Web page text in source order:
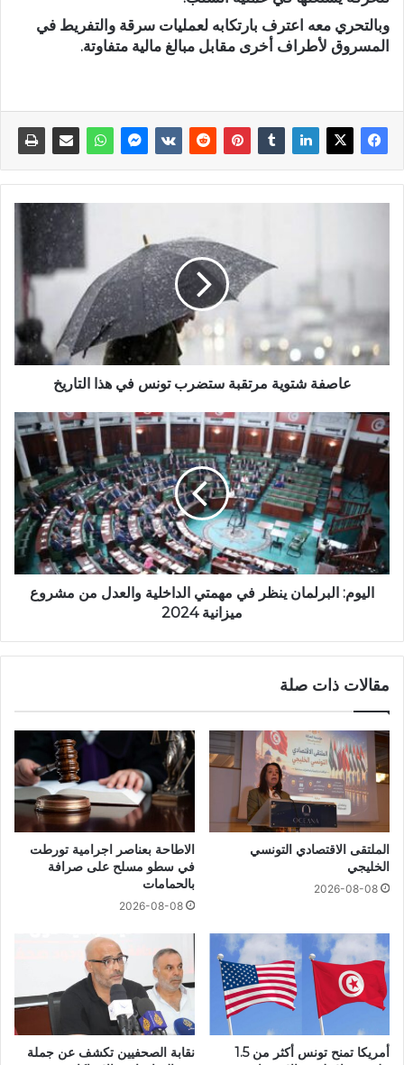
وبالتحري معه اعترف بارتكابه لعمليات سرقة والتفريط في
المسروق لأطراف أخرى مقابل مبالغ مالية متفاوتة.
عاصفة شتوية مرتقبة ستضرب تونس في هذا التاريخ
اليوم: البرلمان ينظر في مهمتي الداخلية والعدل من مشروع
ميزانية 2024
مقالات ذات صلة
الملتقى الاقتصادي التونسي
الخليجي
2026-08-08
الاطاحة بعناصر اجرامية تورطت
في سطو مسلح على صرافة
بالحمامات
2026-08-08
أمريكا تمنح تونس أكثر من 1.5
نقابة الصحفيين تكشف عن جملة